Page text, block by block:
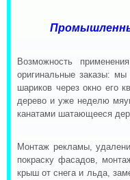
Промышленный
Возможность
оригинальные заказы:
шариков через окно его
дерево и уже неделю
канатами шатающееся
Монтаж рекламы,
покраску фасадов,
крыш от снега и льда,